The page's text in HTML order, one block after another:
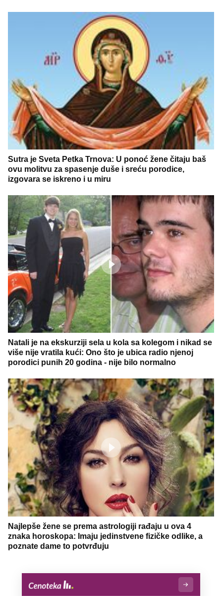
Sutra je Sveta Petka Trnova: U ponoć žene čitaju baš
ovu molitvu za spasenje duše i sreću porodice,
izgovara se iskreno i u miru
Natali je na ekskurziji sela u kola sa kolegom i nikad se
više nije vratila kući: Ono što je ubica radio njenoj
porodici punih 20 godina - nije bilo normalno
Najlepše žene se prema astrologiji rađaju u ova 4
znaka horoskopa: Imaju jedinstvene fizičke odlike, a
poznate dame to potvrđuju